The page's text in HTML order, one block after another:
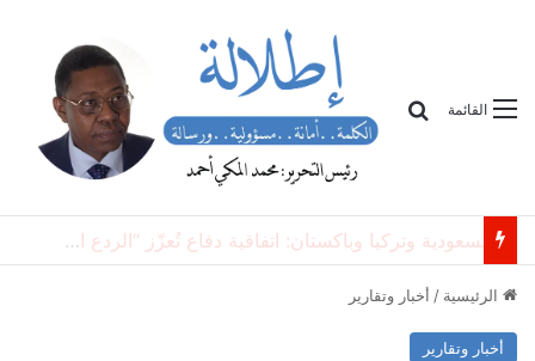
القائمة
تسوية شعبية أم هبوط ناعم؟
الرئيسية / أخبار وتقارير
أخبار وتقارير